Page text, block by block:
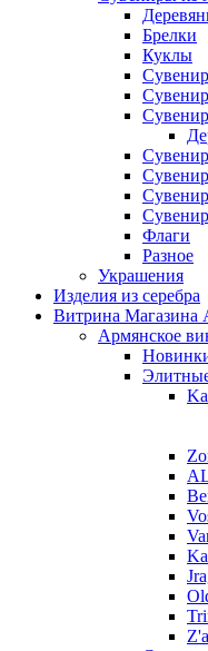
Брелки
Куклы
Флаги
Разное
Украшения
Изделия из серебра
Витрина Магазина
Армянское